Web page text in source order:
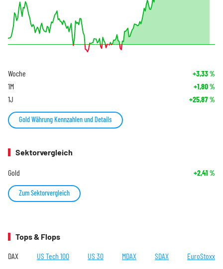
Woche +3,33%
1M +1,80%
1J +25,87%
Gold Währung Kennzahlen und Details
Sektorvergleich
Gold +2,41 %
Zum Sektorvergleich
Tops & Flops
DAX US Tech 100 US 30 MDAX SDAX EuroStoxx